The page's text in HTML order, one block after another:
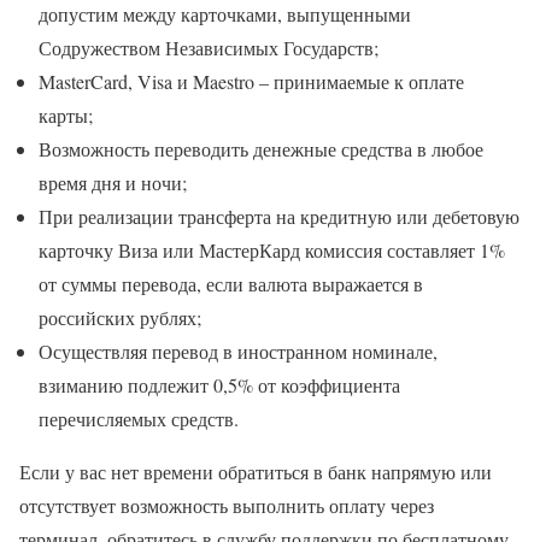
допустим между карточками, выпущенными
Содружеством Независимых Государств;
MasterCard, Visa и Maestro – принимаемые к оплате
карты;
Возможность переводить денежные средства в любое
время дня и ночи;
При реализации трансферта на кредитную или дебетовую
карточку Виза или МастерКард комиссия составляет 1%
от суммы перевода, если валюта выражается в
российских рублях;
Осуществляя перевод в иностранном номинале,
взиманию подлежит 0,5% от коэффициента
перечисляемых средств.
Если у вас нет времени обратиться в банк напрямую или
отсутствует возможность выполнить оплату через